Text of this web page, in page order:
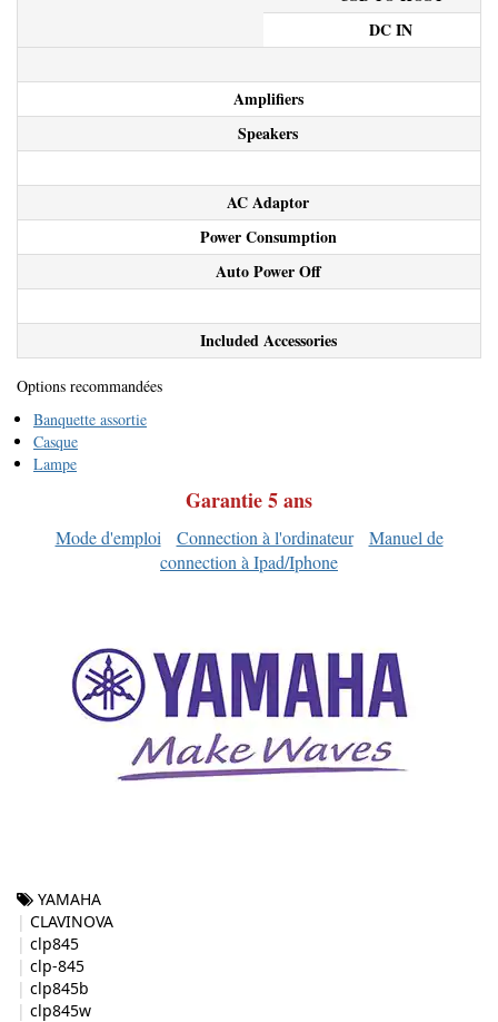
DC IN
Amplifiers
Speakers
AC Adaptor
Power Consumption
Auto Power Off
Included Accessories
Options recommandées
Banquette assortie
Casque
Lampe
Garantie 5 ans
Mode d'emploi Connection à l'ordinateur
Manuel de
connection à Ipad/Iphone
YAMAHA
CLAVINOVA
clp845
clp-845
clp845b
clp845w